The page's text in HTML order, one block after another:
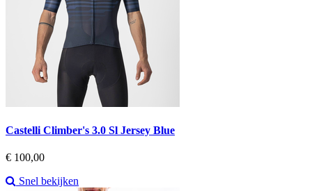
Castelli Climber's 3.0 Sl Jersey Blue
Prijs
€ 100,00
Snel bekijken